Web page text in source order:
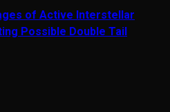
of Active Interstellar
Possible Double Tail